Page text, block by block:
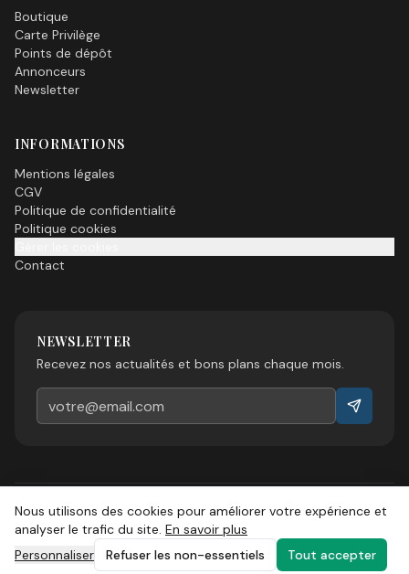
Boutique
Carte Privilège
Points de dépôt
Annonceurs
Newsletter
INFORMATIONS
Mentions légales
CGV
Politique de confidentialité
Politique cookies
Contact
NEWSLETTER
Recevez nos actualités et bons plans chaque mois.
©2026Esprit Sud Magazine. Tous droits réservés.
Nous utilisons des cookies pour améliorer votre expérience et
analyser le trafic du site. En savoir plus
Personnaliser
Refuser les non-essentiels Tout accepter